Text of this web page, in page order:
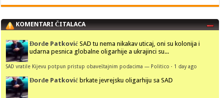
KOMENTARI ČITALACA
Đorđe Patković SAD tu nema nikakav uticaj, oni su kolonija i
udarna pesnica globalne oligarhije a ukrajinci su...
SAD vratile Kijevu potpun pristup obaveštajnim podacima — Politico · 1 day ago
Đorđe Patković brkate jevrejsku oligarhiju sa SAD